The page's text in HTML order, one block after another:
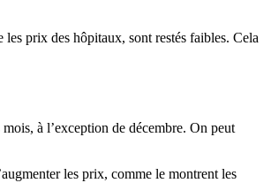
prix des hôpitaux, sont restés faibles. Cela
à l’exception de décembre. On peut
les prix, comme le montrent les